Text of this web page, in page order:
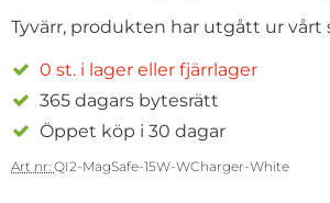
Tyvärr, produkten har utgått ur vårt
0 st. i lager eller fjärrlager
365 dagars bytesrätt
Öppet köp i 30 dagar
Art nr: QI2-MagSafe-15W-WCharger-White